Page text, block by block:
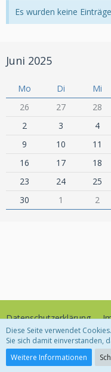
Es wurden keine
Juni 2025
Mo Di Mi
26
27 28
2
3 4
9
10 11
16
17 18
23
24 25
30
1 2
Datenschutzerklärung
Community-
Diese Seite verwendet
Sie sich damit einverstanden,
Weitere Informationen